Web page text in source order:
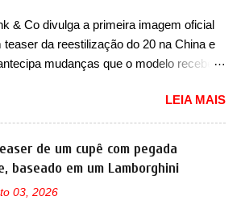
abaixo do logotipo e dos faróis. Ele ainda
um espaço para a placa novo abaixo
e uma nova entrada de ar inferio...
no segmento de... sedãs. Antecipado por
teaser, o Formula S será o primeiro
volumes da Fang Cheng Bao, que
Até o momento, a marca divulgou
imagens externas e informações
o sedã, que terá seu lançamento ainda
ano de 2026. Em termos de design, o
S segue basicamente as mesmas
& Co divulga a primeira imagem oficial
teaser da reestilização do 20 na China e
mudanças que o modelo receberá
apresentar na China as primeiras
para o Z20, um misto de hatch
SUV que é vendido no mercado chinês
o lançamento, em 2024. Agora, o
passará por sua primeira mudança
e também mudará de nome. Vendido
LEIA MAIS
de um cupê com pegada
baseado em um Lamborghini
03, 2026